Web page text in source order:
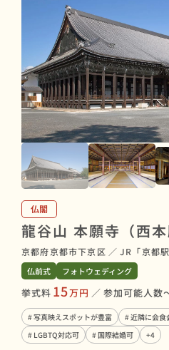
仏閣
龍谷山 本願寺（西本
京都府京都市下京区 ／ JR「京都
仏前式 フォトウェディング
挙式料 15万円 ／ 参加可能人数
# 写真映えスポットが豊富 # 近隣に会食
# LGBTQ対応可
# 国際結婚可 +4